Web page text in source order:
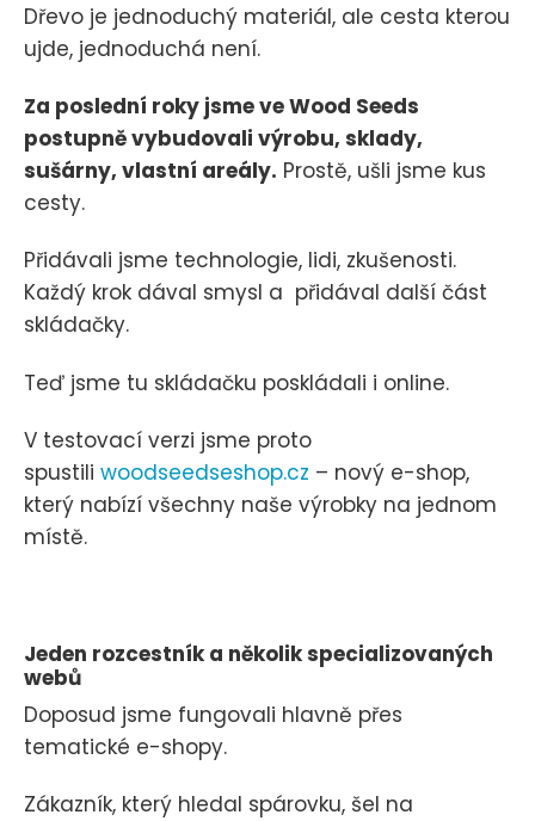
Dřevo je jednoduchý materiál, ale cesta kterou
ujde, jednoduchá není.
Za poslední roky jsme ve Wood Seeds
postupně vybudovali výrobu, sklady,
sušárny, vlastní areály. Prostě, ušli jsme kus
cesty.
Přidávali jsme technologie, lidi, zkušenosti.
Každý krok dával smysl a přidával další část
skládačky.
Teď jsme tu skládačku poskládali i online.
V testovací verzi jsme proto
spustili woodseedseshop.cz – nový e-shop,
který nabízí všechny naše výrobky na jednom
místě.
Jeden rozcestník a několik specializovaných
webů
Doposud jsme fungovali hlavně přes
tematické e-shopy.
Zákazník, který hledal spárovku, šel na